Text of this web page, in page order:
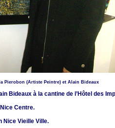
Pierobon (Artiste Peintre) et Alain Bideaux
Bideaux à la cantine de l’Hôtel des
Centre.
Nice Vieille Ville.